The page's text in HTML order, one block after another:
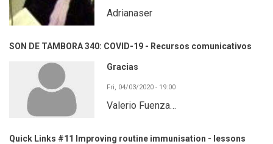
Adrianaser
SON DE TAMBORA 340: COVID-19 - Recursos comunicativos
Gracias
Fri, 04/03/2020 - 19:00
Valerio Fuenza…
Quick Links #11 Improving routine immunisation - lessons